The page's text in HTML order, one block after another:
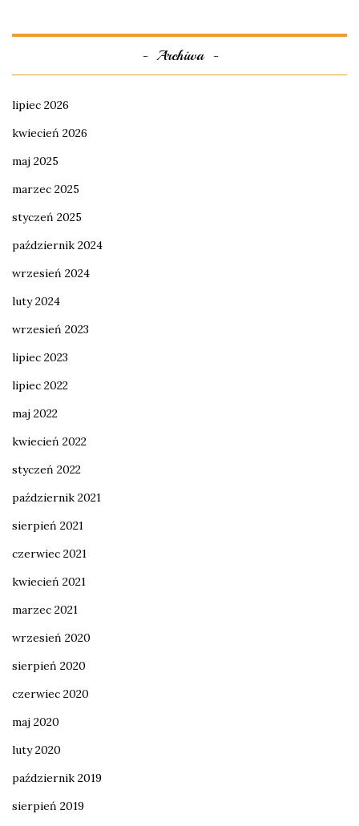
Archiwa
lipiec 2026
kwiecień 2026
maj 2025
marzec 2025
styczeń 2025
październik 2024
wrzesień 2024
luty 2024
wrzesień 2023
lipiec 2023
lipiec 2022
maj 2022
kwiecień 2022
styczeń 2022
październik 2021
sierpień 2021
czerwiec 2021
kwiecień 2021
marzec 2021
wrzesień 2020
sierpień 2020
czerwiec 2020
maj 2020
luty 2020
październik 2019
sierpień 2019